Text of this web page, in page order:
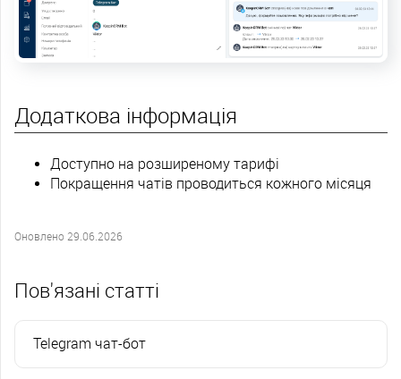
Додаткова інформація
Доступно на розширеному тарифі
Покращення чатів проводиться кожного місяця
Оновлено 29.06.2026
Пов'язані статті
Telegram чат-бот